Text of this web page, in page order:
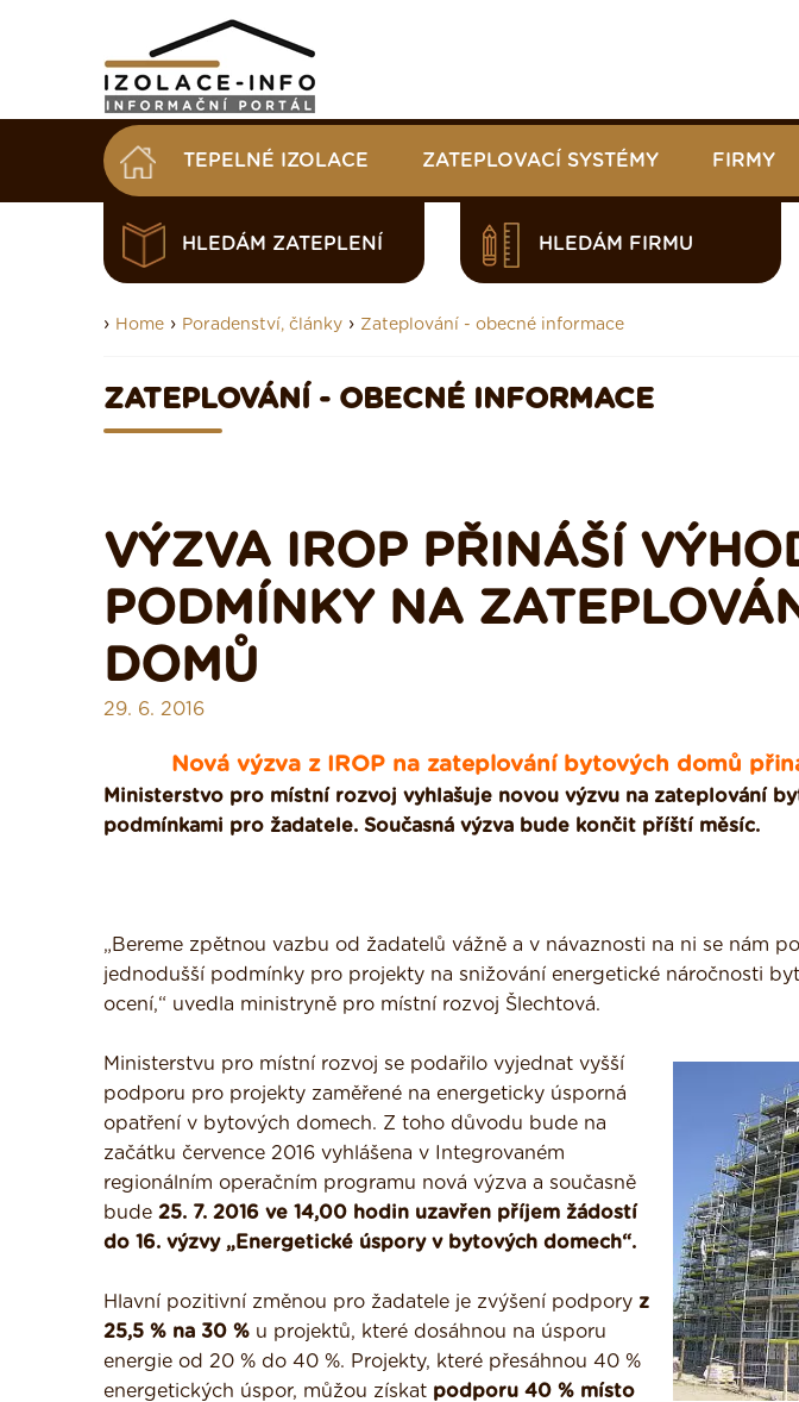
TEPELNÉ IZOLACE ZATEPLOVACÍ SYSTÉMY FIRMY
HLEDÁM ZATEPLENÍ HLEDÁM FIRMU
› Home › Poradenství, články › Zateplování - obecné informace
ZATEPLOVÁNÍ - OBECNÉ INFORMACE
VÝZVA IROP PŘINÁŠÍ
PODMÍNKY NA
DOMŮ
29. 6. 2016
Nová výzva z IROP na zateplování bytových domů
Ministerstvo pro místní rozvoj vyhlašuje novou výzvu na zateplování
podmínkami pro žadatele. Současná výzva bude končit příští měsíc.
„Bereme zpětnou vazbu od žadatelů vážně a v návaznosti na ni se nám
jednodušší podmínky pro projekty na snižování energetické náročnosti
ocení,“ uvedla ministryně pro místní rozvoj Šlechtová.
Ministerstvu pro místní rozvoj se podařilo vyjednat vyšší
podporu pro projekty zaměřené na energeticky úsporná
opatření v bytových domech. Z toho důvodu bude na
začátku července 2016 vyhlášena v Integrovaném
regionálním operačním programu nová výzva a současně
bude 25. 7. 2016 ve 14,00 hodin uzavřen příjem žádostí
do 16. výzvy „Energetické úspory v bytových domech“.
Hlavní pozitivní změnou pro žadatele je zvýšení podpory z
25,5 % na 30 % u projektů, které dosáhnou na úsporu
energie od 20 % do 40 %. Projekty, které přesáhnou 40 %
energetických úspor, můžou získat podporu 40 % místo